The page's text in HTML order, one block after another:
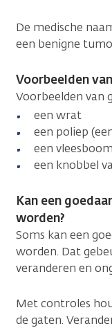
De medische
een benigne
Voorbeelden
Voorbeelden van
een wrat
een poliep
een
een knobbel
Kan een
worden?
Soms kan een
worden. Dat
veranderen en
Met controles
de gaten.